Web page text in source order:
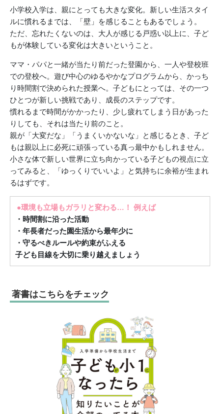
小学校入学は、親にとっても大きな変化。新しい生活スタイ
ルに慣れるまでは、「壁」を感じることもあるでしょう。
ただ、忘れたくないのは、大人が感じる戸惑い以上に、子ど
もが体験している変化は大きいということ。
ママ・パパと一緒が当たり前だった登園から、一人や登校班
での登校へ。遊び中心のゆるやかなプログラムから、かっち
り時間割で決められた授業へ。子どもにとっては、その一つ
ひとつが新しい挑戦であり、成長のステップです。
慣れるまで時間がかかったり、少し疲れてしまう日があった
りしても、それは当たり前のこと。
親が「大変だな」「うまくいかないな」と感じるとき、子ど
もは親以上に必死に頑張っている真っ最中かもしれません。
小さな体で新しい世界に立ち向かっている子どもの視点に立
ってみると、「ゆっくりでいいよ」と気持ちに余裕が生まれ
るはずです。
●環境も立場もガラリと変わる…！ 例えば
・時間割に沿った活動
・年長者だった園生活から最年少に
・守るべきルールや約束がふえる
子ども目線を大切に乗り越えましょう
著書はこちらをチェック